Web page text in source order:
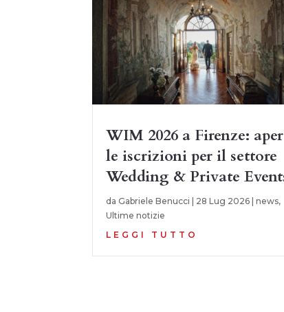
WIM 2026 a Firenze:
le iscrizioni per il settore
Wedding & Private
da Gabriele Benucci 28 Lug 2026 |news,
Ultime notizie
LEGGI TUTTO